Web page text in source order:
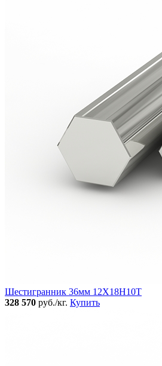
Шестигранник 36мм 12Х18Н10Т
328 570 руб./кг. Купить